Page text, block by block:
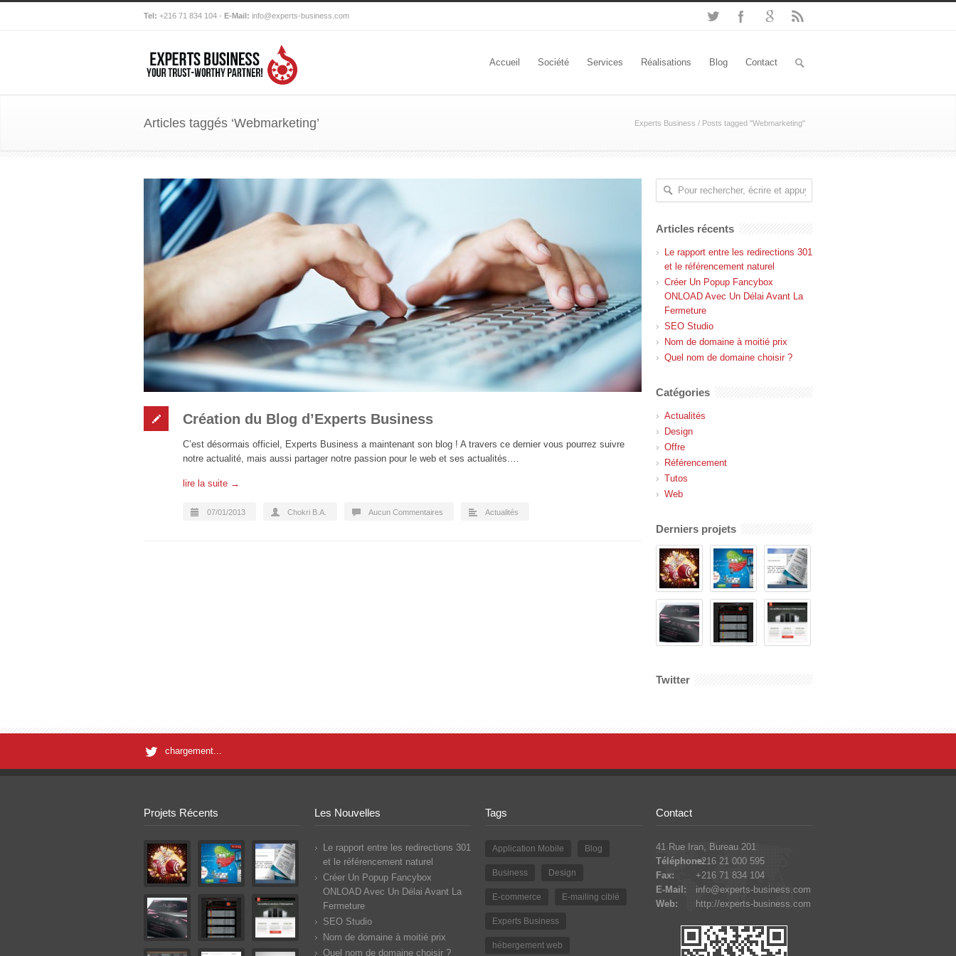
Tel: +216 71 834 104 - E-Mail: info@experts-business.com
Accueil Société Services Réalisations Blog Contact
Articles taggés ‘Webmarketing’ Experts Business / Posts tagged "Webmarketing"
Création du Blog d’Experts Business
C’est désormais officiel, Experts Business a maintenant son blog ! A travers ce dernier vous pourrez suivre
notre actualité, mais aussi partager notre passion pour le web et ses actualités.…
lire la suite →
07/01/2013 Chokri B.A. Aucun Commentaires Actualités
Articles récents
Le rapport entre les redirections 301
et le référencement naturel
Créer Un Popup Fancybox
ONLOAD Avec Un Délai Avant La
Fermeture
SEO Studio
Nom de domaine à moitié prix
Quel nom de domaine choisir ?
Catégories
Actualités
Design
Offre
Référencement
Tutos
Web
Derniers projets
Twitter
chargement...
Projets Récents Les Nouvelles
Le rapport entre les redirections 301
et le référencement naturel
Créer Un Popup Fancybox
ONLOAD Avec Un Délai Avant La
Fermeture
SEO Studio
Nom de domaine à moitié prix
Quel nom de domaine choisir ?
Tags
Application Mobile Blog
Business Design
E-commerce E-mailing ciblé
Experts Business
hébergement web
Contact
41 Rue Iran, Bureau 201
Téléphone:+216 21 000 595
Fax:
+216 71 834 104
E-Mail:
info@experts-business.com
Web:
http://experts-business.com